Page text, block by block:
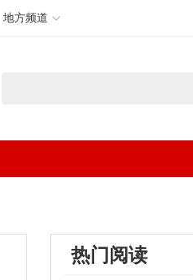
地方频道
热门阅读